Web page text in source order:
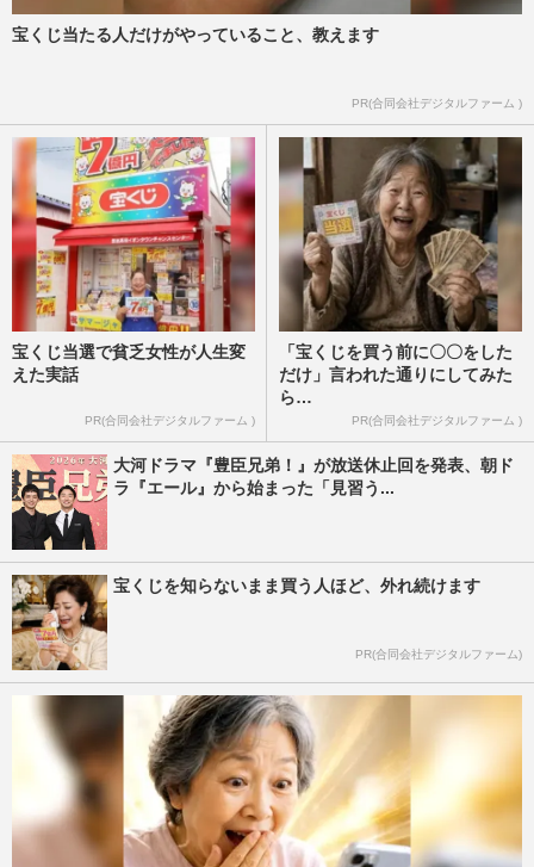
元「不登校YouTuber」ゆたぼん、賞味期
2024/4/25
宝くじ当たる人だけがやっていること、教えます
PR(合同会社デジタルファーム )
宝くじ当選で貧乏女性が人生変
えた実話
PR(合同会社デジタルファーム )
「宝くじを買う前に〇〇をした
だけ」言われた通りにしてみた
ら…
PR(合同会社デジタルファーム )
大河ドラマ『豊臣兄弟！』が放送休止回を発表、朝ド
ラ『エール』から始まった「見習う...
宝くじを知らないまま買う人ほど、外れ続けます
PR(合同会社デジタルファーム)